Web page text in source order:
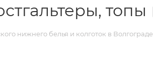
топы
нижнего белья и колготок в Волгограде